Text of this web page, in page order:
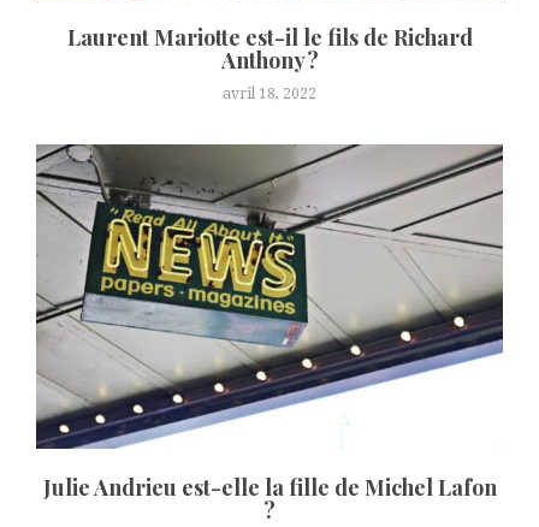
Laurent Mariotte est-il le fils de Richard
Anthony ?
avril 18, 2022
Julie Andrieu est-elle la fille de Michel Lafon
?